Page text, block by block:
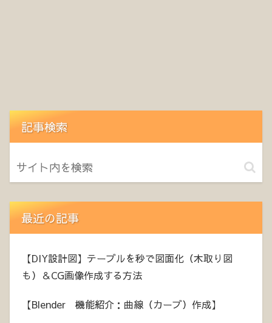
記事検索
最近の記事
【DIY設計図】テーブルを秒で図面化（木取り図
も）＆CG画像作成する方法
【Blender 機能紹介：曲線（カーブ）作成】